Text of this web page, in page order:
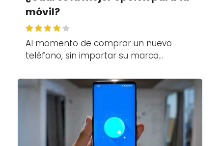
móvil?
Al momento de comprar un nuevo
teléfono, sin importar su marca…